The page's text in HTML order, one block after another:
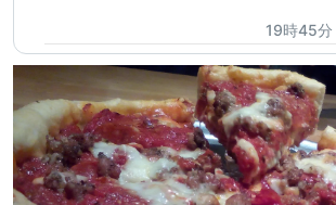
19時45